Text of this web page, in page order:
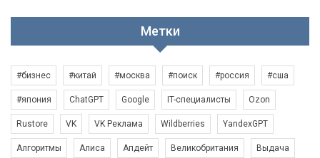
Метки
#бизнес #китай #москва #поиск #россия #сша
#япония ChatGPT Google IT-специалисты Ozon
Rustore VK VK Реклама Wildberries YandexGPT
Алгоритмы Алиса Апдейт Великобритания Выдача